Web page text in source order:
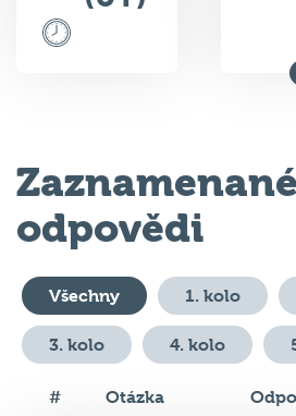
Zaznamenané
odpovědi
Všechny 1. kolo
3. kolo 4. kolo
# Otázka